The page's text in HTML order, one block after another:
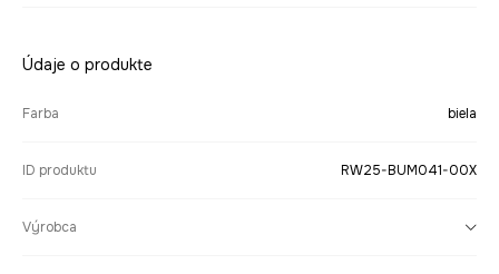
Údaje o produkte
Farba biela
ID produktu RW25-BUM041-00X
Výrobca